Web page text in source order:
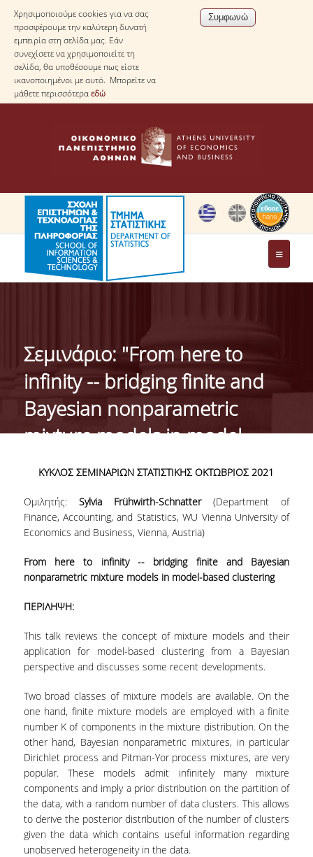
Χρησιμοποιούμε cookies για να σας
προσφέρουμε την καλύτερη δυνατή
εμπειρία στη σελίδα μας. Εάν
συνεχίσετε να χρησιμοποιείτε τη
σελίδα, θα υποθέσουμε πως είστε
ικανοποιημένοι με αυτό. Μπορείτε να
μάθετε περισσότεραεδώ
ΤΟ ΤΜΗΜΑ
ΔΙΟΙΚΗΣΗ ΤΟΥ ΤΜΗΜΑΤΟΣ
ΣΥΝΕΛΕΥΣΗ ΤΜΗΜΑΤΟΣ
ΔΙΑΚΡΙΣΕΙΣ ΤΟΥ ΤΜΗΜΑΤΟΣ
ACADEMIC REPUTATION QS2022
ΕΡΓΑΣΤΗΡΙΑ
ΕΡΓΑΣΤΗΡΙΟ ΣΤΑΤΙΣΤΙΚΗΣ ΜΕΘΟΔΟΛΟΓΙΑΣ
ΕΡΓΑΣΤΗΡΙΟ ΥΠΟΛΟΓΙΣΤΙΚΗΣ ΚΑΙ
ΕΡΓΑΣΤΗΡΙΟ ΣΤΟΧΑΣΤΙΚΗΣ
ΜΟΝΤΕΛΟΠΟΙΗΣΗΣ ΚΑΙ ΕΦΑΡΜΟΓΩΝ
ΥΠΗΡΕΣΙΑ ΣΥΜΒΟΥΛΟΥ ΨΥΧΙΚΗΣ ΥΓΕΙΑΣ
CALENDARS
EVENT CALENDAR
CALENDAR ΕΡΓΑΣΤΗΡΙΟΥ ΑΝΤΩΝΙΑΔΟΥ
Σεμινάριο: "From here to
infinity -- bridging finite and
Bayesian nonparametric
mixture models in model-
based clustering"
ΚΥΚΛΟΣ ΣΕΜΙΝΑΡΙΩΝ ΣΤΑΤΙΣΤΙΚΗΣ ΟΚΤΩΒΡΙΟΣ 2021
Ομιλητής: Sylvia Frühwirth-Schnatter(Department of
Finance, Accounting, and Statistics, WU Vienna University of
Economics and Business, Vienna, Austria)
From here to infinity -- bridging finite and Bayesian
nonparametric mixture models in model-based clustering
ΠΕΡΙΛΗΨΗ:
This talk reviews the concept of mixture models and their
application for model-based clustering from a Bayesian
perspective and discusses some recent developments.
Two broad classes of mixture models are available. On the
one hand, finite mixture models are employed with a finite
number K of components in the mixture distribution. On the
other hand, Bayesian nonparametric mixtures, in particular
Dirichlet process and Pitman-Yor process mixtures, are very
popular. These models admit infinitely many mixture
components and imply a prior distribution on the partition of
the data, with a random number of data clusters. This allows
to derive the posterior distribution of the number of clusters
given the data which contains useful information regarding
unobserved heterogeneity in the data.